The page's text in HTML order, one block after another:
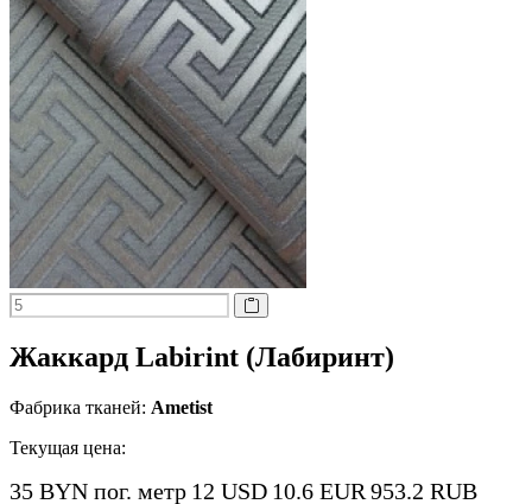
Жаккард Labirint (Лабиринт)
Фабрика тканей: Ametist
Текущая цена:
35 BYN пог. метр 12 USD 10.6 EUR 953.2 RUB